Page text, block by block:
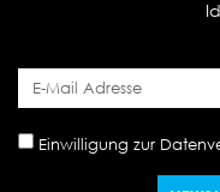
Einwilligung zur